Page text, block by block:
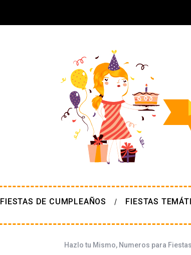
FIESTAS DE CUMPLEAÑOS FIESTAS
Hazlo tu Mismo, Numeros para Fiestas